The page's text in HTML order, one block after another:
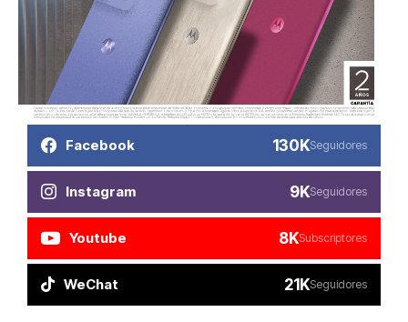
Facebook 130KSeguidores
Instagram 9KSeguidores
Youtube 8KSubscriptores
WeChat 21KSeguidores